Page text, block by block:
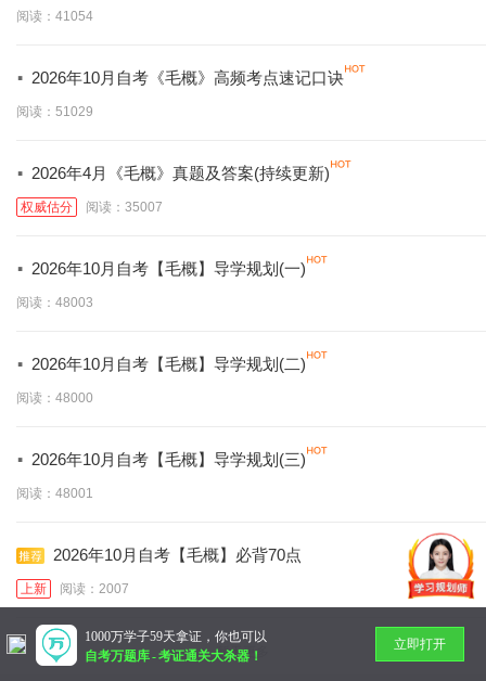
阅读：41054
· 2026年10月自考《毛概》高频考点速记口诀
阅读：51029
· 2026年4月《毛概》真题及答案(持续更新)
权威估分 阅读：35007
· 2026年10月自考【毛概】导学规划(一)
阅读：48003
· 2026年10月自考【毛概】导学规划(二)
阅读：48000
· 2026年10月自考【毛概】导学规划(三)
阅读：48001
2026年10月自考【毛概】必背70点
上新 阅读：2007
暂无更多
1000万学子59天拿证，你也可以
自考万题库-考证通关大杀器！
立即打开